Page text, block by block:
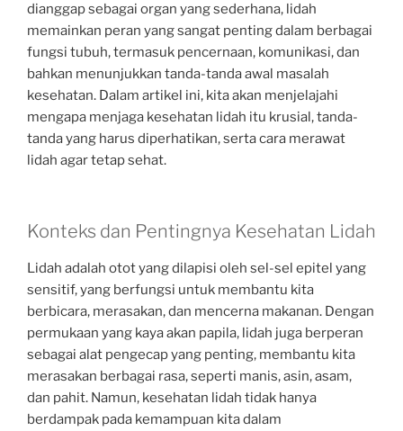
dianggap sebagai organ yang sederhana, lidah
memainkan peran yang sangat penting dalam berbagai
fungsi tubuh, termasuk pencernaan, komunikasi, dan
bahkan menunjukkan tanda-tanda awal masalah
kesehatan. Dalam artikel ini, kita akan menjelajahi
mengapa menjaga kesehatan lidah itu krusial, tanda-
tanda yang harus diperhatikan, serta cara merawat
lidah agar tetap sehat.
Konteks dan Pentingnya Kesehatan Lidah
Lidah adalah otot yang dilapisi oleh sel-sel epitel yang
sensitif, yang berfungsi untuk membantu kita
berbicara, merasakan, dan mencerna makanan. Dengan
permukaan yang kaya akan papila, lidah juga berperan
sebagai alat pengecap yang penting, membantu kita
merasakan berbagai rasa, seperti manis, asin, asam,
dan pahit. Namun, kesehatan lidah tidak hanya
berdampak pada kemampuan kita dalam